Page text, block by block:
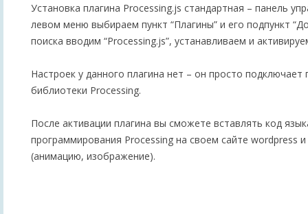
Установка плагина Processing.js стандартная – панель
левом меню выбираем пункт “Плагины” и его подпункт
поиска вводим “Processing.js”, устанавливаем и
Настроек у данного плагина нет – он просто
библиотеки Processing.
После активации плагина вы сможете вставлять код
программирования Processing на своем сайте wordpress и
(анимацию, изображение).